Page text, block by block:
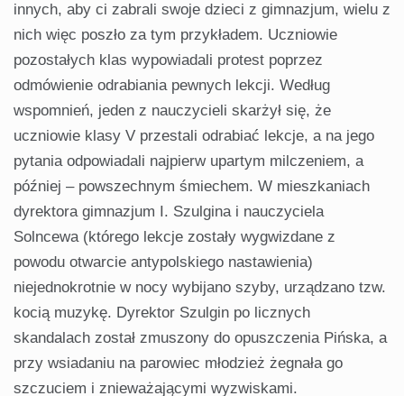
innych, aby ci zabrali swoje dzieci z gimnazjum, wielu z
nich więc poszło za tym przykładem. Uczniowie
pozostałych klas wypowiadali protest poprzez
odmówienie odrabiania pewnych lekcji. Według
wspomnień, jeden z nauczycieli skarżył się, że
uczniowie klasy V przestali odrabiać lekcje, a na jego
pytania odpowiadali najpierw upartym milczeniem, a
później – powszechnym śmiechem. W mieszkaniach
dyrektora gimnazjum I. Szulgina i nauczyciela
Solncewa (którego lekcje zostały wygwizdane z
powodu otwarcie antypolskiego nastawienia)
niejednokrotnie w nocy wybijano szyby, urządzano tzw.
kocią muzykę. Dyrektor Szulgin po licznych
skandalach został zmuszony do opuszczenia Pińska, a
przy wsiadaniu na parowiec młodzież żegnała go
szczuciem i znieważającymi wyzwiskami.